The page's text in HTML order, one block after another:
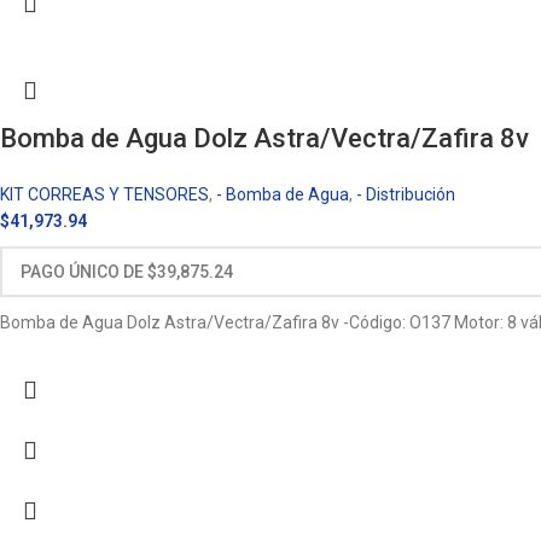
Bomba de Agua Dolz Astra/Vectra/Zafira 8v
KIT CORREAS Y TENSORES, - Bomba de Agua, - Distribución
$41,973.94
Bomba de Agua Dolz Astra/Vectra/Zafira 8v -Código: O137 Motor: 8